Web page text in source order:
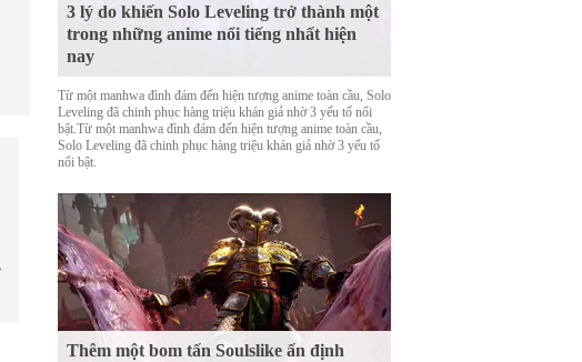
3 lý do khiến Solo Leveling trở thành một
trong những anime nổi tiếng nhất hiện
nay
Từ một manhwa đình đám đến hiện tượng anime toàn cầu, Solo
Leveling đã chinh phục hàng triệu khán giả nhờ 3 yếu tố nổi
bật.Từ một manhwa đình đám đến hiện tượng anime toàn cầu,
Solo Leveling đã chinh phục hàng triệu khán giả nhờ 3 yếu tố
nổi bật.
Thêm một bom tấn Soulslike ấn định